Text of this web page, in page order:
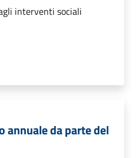
interventi sociali
annuale da parte del